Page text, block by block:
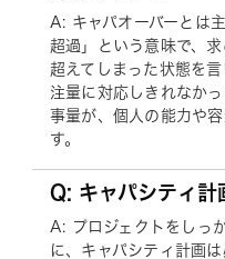
A: キャパオーバーとは
超過」という意味で、
超えてしまった状態を
注量に対応しきれなか
事量が、個人の能力や
す。
Q: キャパシティ計
A: プロジェクトをしっ
に、キャパシティ計画